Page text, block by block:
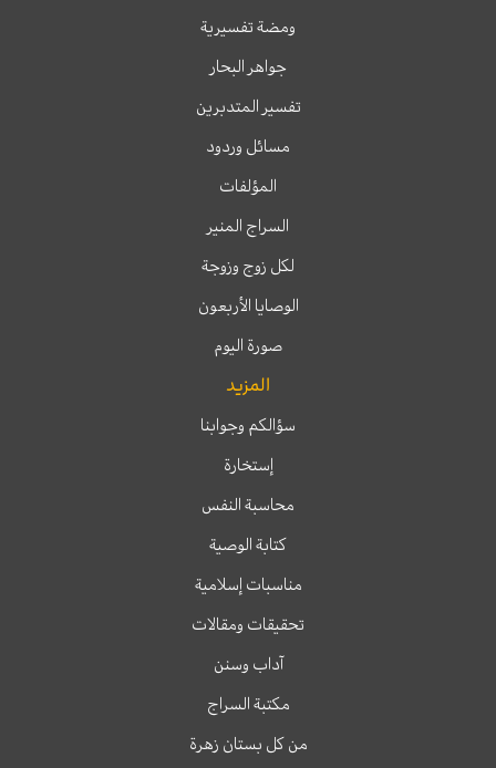
ومضة تفسيرية
جواهر البحار
تفسير المتدبرين
مسائل وردود
المؤلفات
السراج المنير
لكل زوج وزوجة
الوصايا الأربعون
صورة اليوم
المزيد
سؤالكم وجوابنا
إستخارة
محاسبة النفس
كتابة الوصية
مناسبات إسلامية
تحقيقات ومقالات
آداب وسنن
مكتبة السراج
من كل بستان زهرة